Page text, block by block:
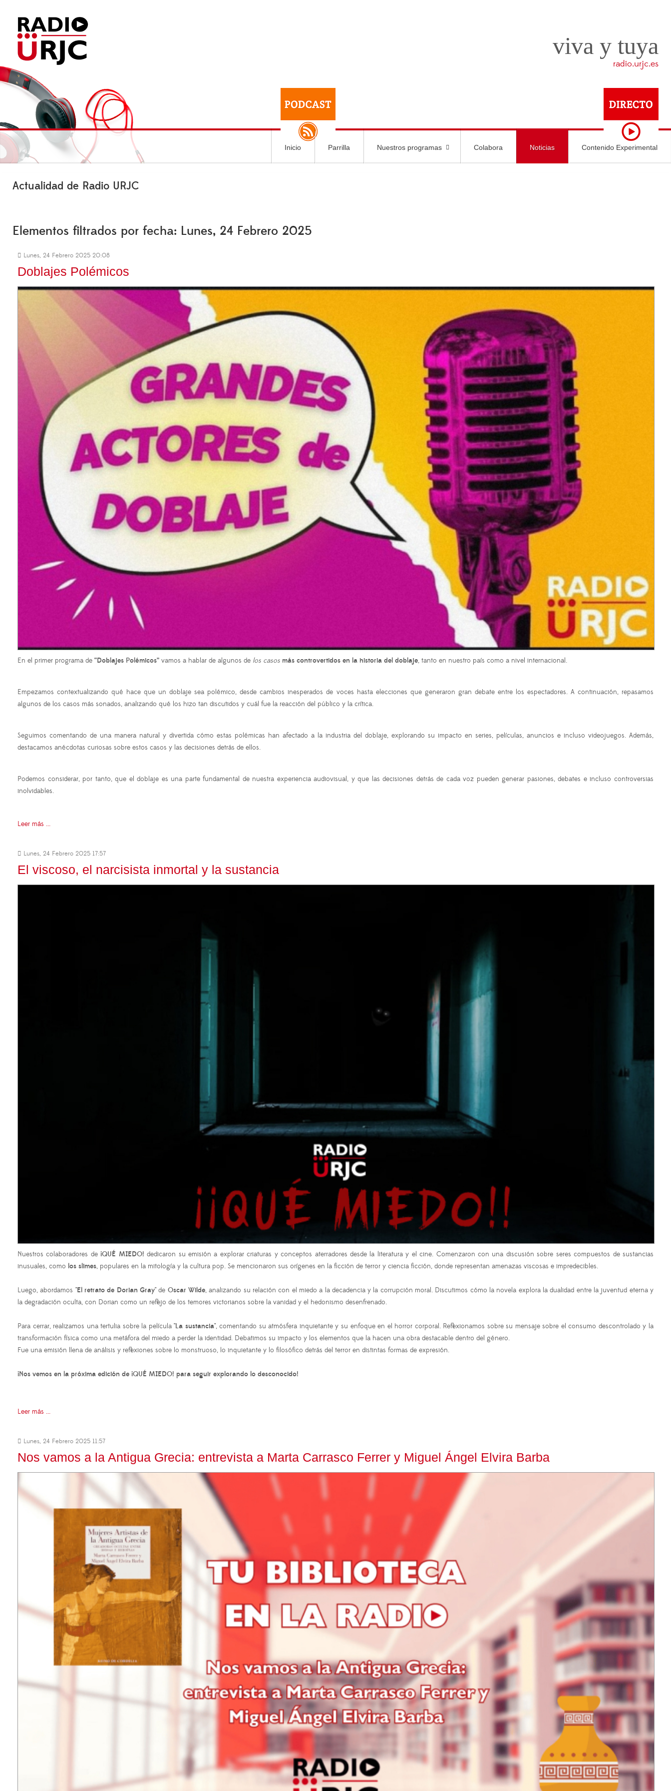
viva y tuya
radio.urjc.es
Inicio Parrilla Nuestros programas Colabora Noticias Contenido Experimental
Actualidad de Radio URJC
Elementos filtrados por fecha: Lunes, 24 Febrero 2025
Lunes, 24 Febrero 2025 20:08
Doblajes Polémicos
En el primer programa de “Doblajes Polémicos” vamos a hablar de algunos de los casos más controvertidos en la historia del doblaje, tanto en nuestro país como a nivel internacional.
Empezamos contextualizando qué hace que un doblaje sea polémico, desde cambios inesperados de voces hasta elecciones que generaron gran debate entre los espectadores. A continuación, repasamos
algunos de los casos más sonados, analizando qué los hizo tan discutidos y cuál fue la reacción del público y la crítica.
Seguimos comentando de una manera natural y divertida cómo estas polémicas han afectado a la industria del doblaje, explorando su impacto en series, películas, anuncios e incluso videojuegos. Además,
destacamos anécdotas curiosas sobre estos casos y las decisiones detrás de ellos.
Podemos considerar, por tanto, que el doblaje es una parte fundamental de nuestra experiencia audiovisual, y que las decisiones detrás de cada voz pueden generar pasiones, debates e incluso controversias
inolvidables.
Leer más ...
Lunes, 24 Febrero 2025 17:57
El viscoso, el narcisista inmortal y la sustancia
Nuestros colaboradores de¡QUÉ MIEDO! dedicaron su emisión a explorar criaturas y conceptos aterradores desde la literatura y el cine. Comenzaron con una discusión sobre seres compuestos de sustancias
inusuales, como los slimes, populares en la mitología y la cultura pop. Se mencionaron sus orígenes en la ficción de terror y ciencia ficción, donde representan amenazas viscosas e impredecibles.
Luego, abordamos "El retrato de Dorian Gray"de Oscar Wilde, analizando su relación con el miedo a la decadencia y la corrupción moral. Discutimos cómo la novela explora la dualidad entre la juventud eterna y
la degradación oculta, con Dorian como un reflejo de los temores victorianos sobre la vanidad y el hedonismo desenfrenado.
Para cerrar, realizamos una tertulia sobre la película"La sustancia", comentando su atmósfera inquietante y su enfoque en el horror corporal. Reflexionamos sobre su mensaje sobre el consumo descontrolado y la
transformación física como una metáfora del miedo a perder la identidad. Debatimos su impacto y los elementos que la hacen una obra destacable dentro del género.
Fue una emisión llena de análisis y reflexiones sobre lo monstruoso, lo inquietante y lo filosófico detrás del terror en distintas formas de expresión.
¡Nos vemos en la próxima edición de ¡QUÉ MIEDO! para seguir explorando lo desconocido!
Leer más ...
Lunes, 24 Febrero 2025 11:57
Nos vamos a la Antigua Grecia: entrevista a Marta Carrasco Ferrer y Miguel Ángel Elvira Barba